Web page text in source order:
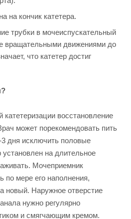
на кончик катетера.
трубки в мочеиспускательный
вращательными движениями до
что катетер достиг
катетеризации восстановление
может порекомендовать пить
дня исключить половые
установлен на длительное
Мочеприемник
по мере его наполнения,
новый. Наружное отверстие
нужно регулярно
и смягчающим кремом.